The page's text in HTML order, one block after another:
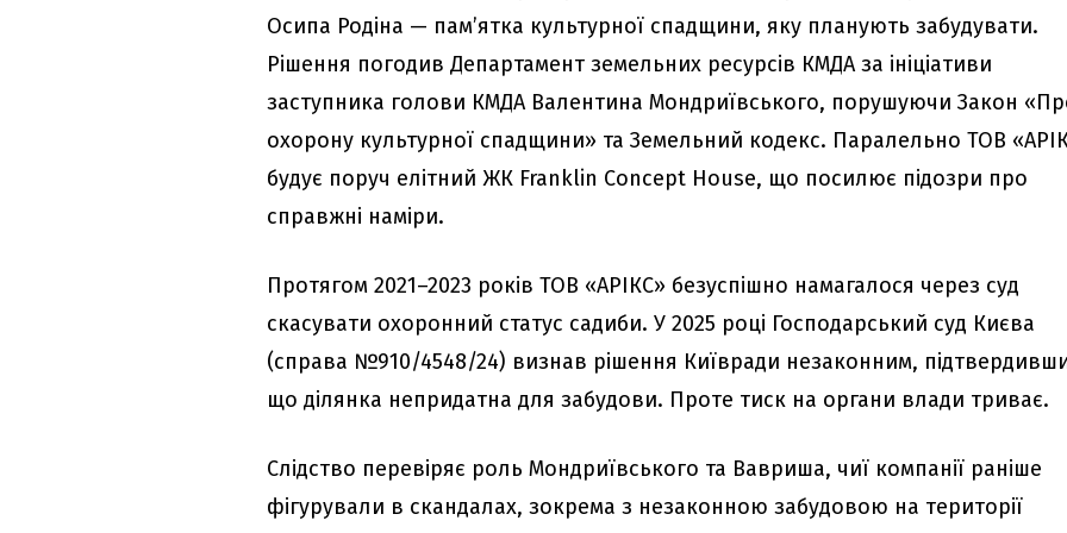
Осипа Родіна — пам’ятка культурної спадщини, яку планують забудувати.
Рішення погодив Департамент земельних ресурсів КМДА за ініціативи
заступника голови КМДА Валентина Мондриївського, порушуючи Закон
охорону культурної спадщини» та Земельний кодекс. Паралельно ТОВ
будує поруч елітний ЖК Franklin Concept House, що посилює підозри про
справжні наміри.
Протягом 2021–2023 років ТОВ «АРІКС» безуспішно намагалося через суд
скасувати охоронний статус садиби. У 2025 році Господарський суд Києва
(справа №910/4548/24) визнав рішення Київради незаконним,
що ділянка непридатна для забудови. Проте тиск на органи влади триває.
Слідство перевіряє роль Мондриївського та Вавриша, чиї компанії раніше
фігурували в скандалах, зокрема з незаконною забудовою на території